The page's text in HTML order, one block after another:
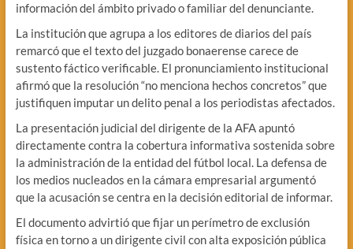
información del ámbito privado o familiar del denunciante.
La institución que agrupa a los editores de diarios del país
remarcó que el texto del juzgado bonaerense carece de
sustento fáctico verificable. El pronunciamiento institucional
afirmó que la resolución “no menciona hechos concretos” que
justifiquen imputar un delito penal a los periodistas afectados.
La presentación judicial del dirigente de la AFA apuntó
directamente contra la cobertura informativa sostenida sobre
la administración de la entidad del fútbol local. La defensa de
los medios nucleados en la cámara empresarial argumentó
que la acusación se centra en la decisión editorial de informar.
El documento advirtió que fijar un perímetro de exclusión
física en torno a un dirigente civil con alta exposición pública